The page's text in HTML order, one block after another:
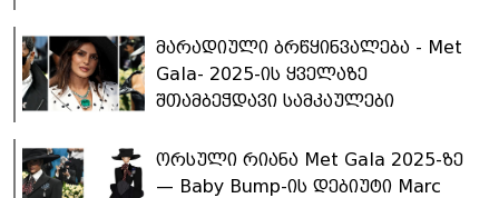
მარადიული ბრწყინვალება - Met
Gala- 2025-ის ყველაზე
შთამბეჭდავი სამკაულები
ორსული რიანა Met Gala 2025-ზე
— Baby Bump-ის დებიუტი Marc